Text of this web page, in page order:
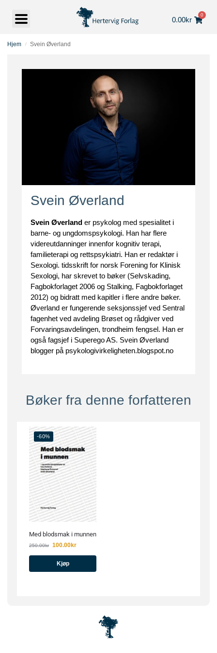
0.00kr
0
Hjem / Svein Øverland
Svein Øverland
Svein Øverlander psykolog med spesialitet i
barne- og ungdomspsykologi. Han har flere
videreutdanninger innenfor kognitiv terapi,
familieterapi og rettspsykiatri. Han er redaktør i
Sexologi. tidsskrift for norsk Forening for Klinisk
Sexologi, har skrevet to bøker (Selvskading,
Fagbokforlaget 2006 og Stalking, Fagbokforlaget
2012) og bidratt med kapitler i flere andre bøker.
Øverland er fungerende seksjonssjef ved Sentral
fagenhet ved avdeling Brøset og rådgiver ved
Forvaringsavdelingen, trondheim fengsel. Han er
også fagsjef i Superego AS. Svein Øverland
blogger på psykologivirkeligheten.blogspot.no
Bøker fra denne forfatteren
-60%
Med blodsmak i munnen
250.00kr 100.00kr
Kjøp